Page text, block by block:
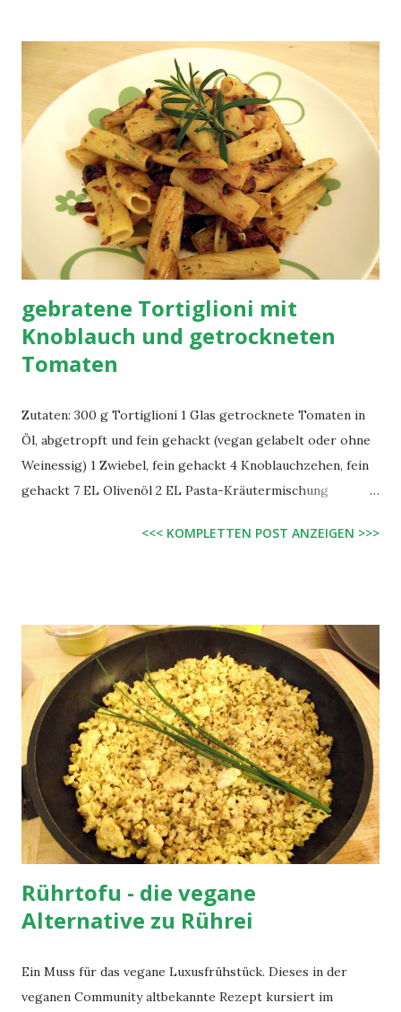
hinzugeben und kurz aufkochen lassen. Mit etwas
Hähnchenwürzsalz, Salz und Pfeffer abschmecken und mit
dem Reis servieren.
gebratene Tortiglioni mit
Knoblauch und getrockneten
Tomaten
Zutaten: 300 g Tortiglioni 1 Glas getrocknete Tomaten in
Öl, abgetropft und fein gehackt (vegan gelabelt oder ohne
Weinessig) 1 Zwiebel, fein gehackt 4 Knoblauchzehen, fein
gehackt 7 EL Olivenöl 2 EL Pasta-Kräutermischung
Thymian) 1,5 TL Zucker Salz, Pfeffer Zubereitung:
kräftig anbraten. Zwischendurch wenden, aber nicht
ständig rumrühren. Schließlich weitere 4 EL Olivenöl
hinzugeben und mit der Kräutermischung, Zucker, Pfeffer
und genügend Salz abschmecken. Simpel, lecker!
<<< KOMPLETTEN POST ANZEIGEN >>>
Rührtofu - die vegane
Alternative zu Rührei
Ein Muss für das vegane Luxusfrühstück. Dieses in der
veganen Community altbekannte Rezept kursiert im